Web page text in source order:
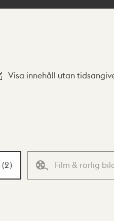
Visa innehåll utan
(2) Film & rörlig